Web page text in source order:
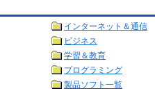
インターネット＆通信
ビジネス
学習＆教育
プログラミング
製品ソフト一覧